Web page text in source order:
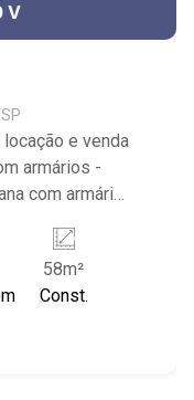
V
e venda
com armários
- Próximo ao
58m²
Const.